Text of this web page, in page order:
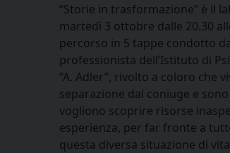
“Storie in trasformazione” è il
martedì 3 ottobre dalle 20.30
percorso in 5 tappe condotto
professionista dell’Istituto di
“A. Adler”, rivolto a coloro che
separazione dal coniuge e
vogliono scoprire risorse
esperienza, per far fronte a
questa diversa situazione di